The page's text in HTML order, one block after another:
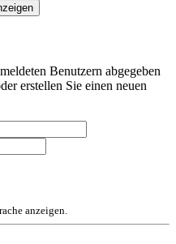
Benutzern abgegeben
erstellen Sie einen neuen
anzeigen.